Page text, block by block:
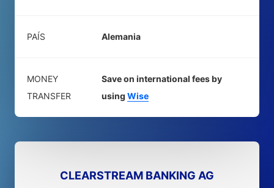
PAÍS Alemania
MONEY
TRANSFER
Save on international fees by
using Wise
CLEARSTREAM BANKING AG